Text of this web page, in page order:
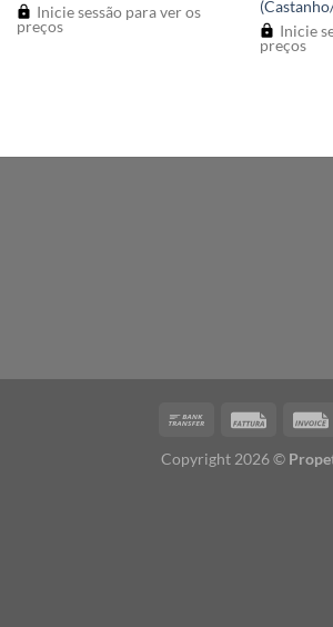
Inicie sessão para ver os
preços
Inicie
preços
Copyright 2026 ©